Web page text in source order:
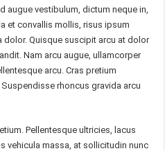
augue vestibulum, dictum neque in,
et convallis mollis, risus ipsum
dolor. Quisque suscipit arcu at dolor
Nam arcu augue, ullamcorper
arcu. Cras pretium
rhoncus gravida arcu
Pellentesque ultricies, lacus
vehicula massa, at sollicitudin nunc